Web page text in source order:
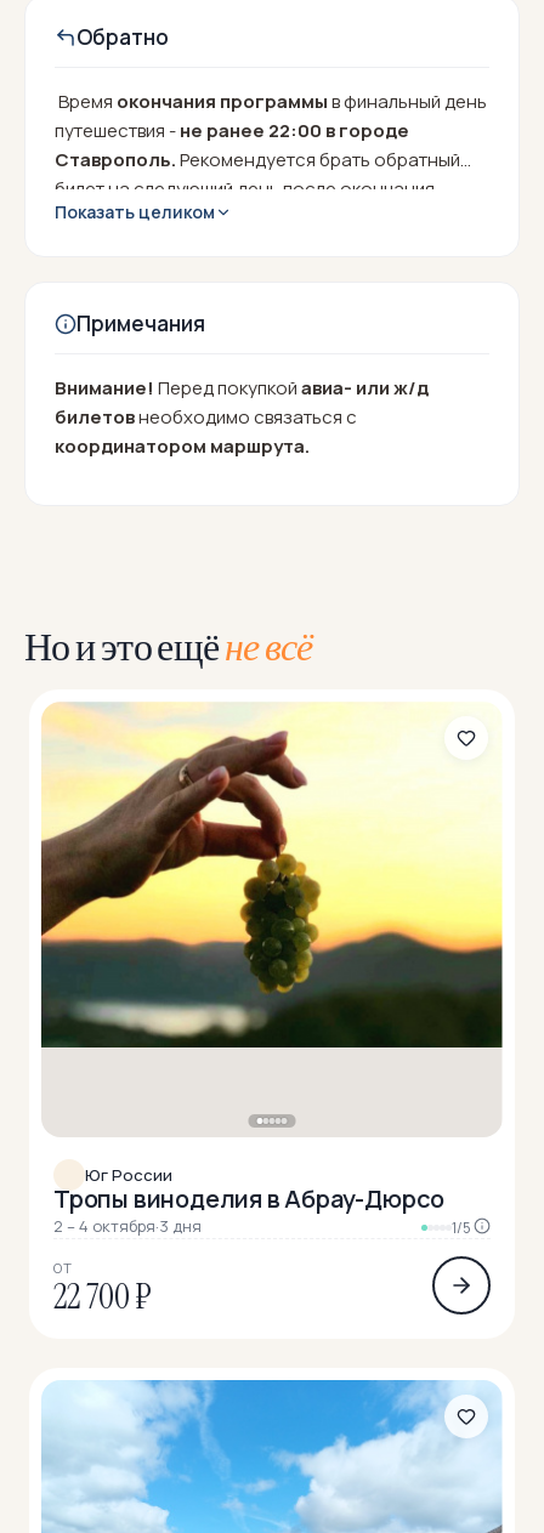
Обратно
Время окончания программыв финальный день
путешествия -не ранее 22:00 в городе
Ставрополь.Рекомендуется брать обратный
билет на следующий день после окончания
путешествия.
Показать целиком
Примечания
Внимание! Перед покупкойавиа- или ж/д
билетовнеобходимо связаться с
координатором маршрута.
Но и это ещёне всё
Юг России
Тропы виноделия в Абрау-Дюрсо
2 – 4 октября·3 дня 1/5
ОТ
22 700 ₽